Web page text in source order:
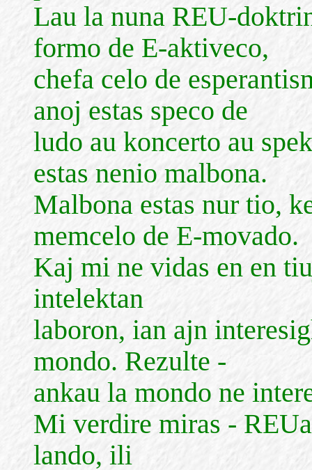
Lau la nuna REU-
formo de E-aktiveco,
chefa celo de
anoj estas speco de
ludo au koncerto au
estas nenio malbona.
Malbona estas nur tio,
memcelo de E-movado.
Kaj mi ne vidas en en
intelektan
laboron, ian ajn
mondo. Rezulte -
ankau la mondo ne
Mi verdire miras -
lando, ili